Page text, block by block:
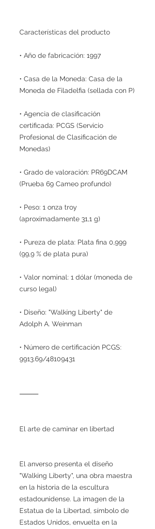
Características del producto
• Año de fabricación: 1997
• Casa de la Moneda: Casa de la
Moneda de Filadelfia (sellada con P)
• Agencia de clasificación
certificada: PCGS (Servicio
Profesional de Clasificación de
Monedas)
• Grado de valoración: PR69DCAM
(Prueba 69 Cameo profundo)
• Peso: 1 onza troy
(aproximadamente 31,1 g)
• Pureza de plata: Plata fina 0,999
(99,9 % de plata pura)
• Valor nominal: 1 dólar (moneda de
curso legal)
• Diseño: "Walking Liberty" de
Adolph A. Weinman
• Número de certificación PCGS:
9913.69/48109431
⸻
El arte de caminar en libertad
El anverso presenta el diseño
"Walking Liberty", una obra maestra
en la historia de la escultura
estadounidense. La imagen de la
Estatua de la Libertad, símbolo de
Estados Unidos, envuelta en la